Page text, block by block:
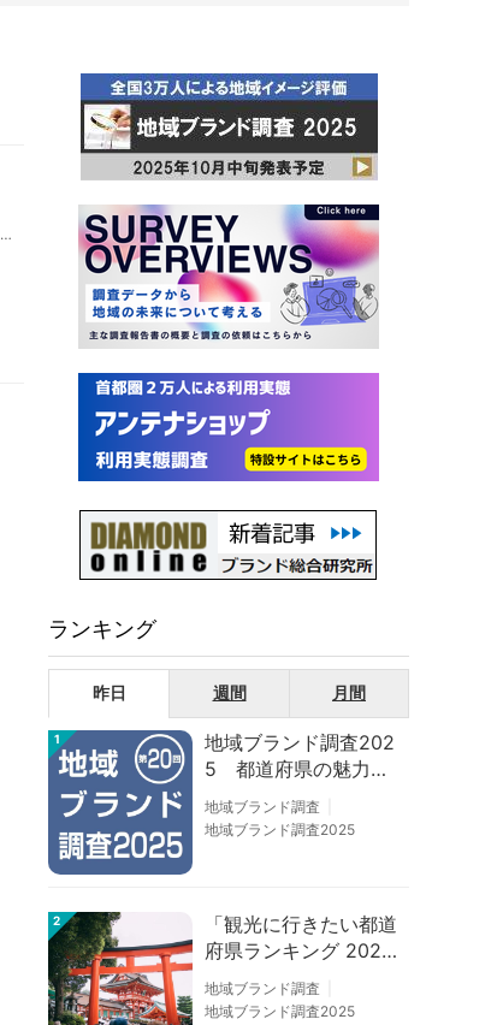
ランキング
昨日 週間 月間
1
地域ブランド調査202
5 都道府県の魅力度
等調査結果
地域ブランド調査
地域ブランド調査2025
2
「観光に行きたい都道
府県ランキング 202
6」京都は低下、神奈
川上昇
地域ブランド調査
地域ブランド調査2025